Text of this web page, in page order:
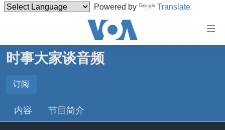
Powered by Translate
碍
到
主页
美国
台湾
时事大家谈音频
订阅
Spotify
内容 节目简介